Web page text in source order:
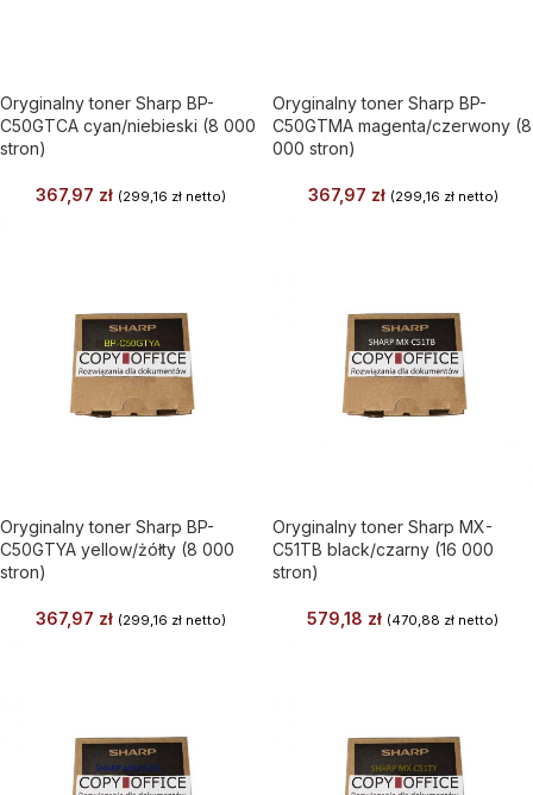
Oryginalny toner Sharp BP-
C50GTCA cyan/niebieski (8 000
stron)
367,97 zł (299,16 złnetto)
Oryginalny toner Sharp BP-
C50GTMA magenta/czerwony (8
000 stron)
367,97 zł (299,16 złnetto)
Oryginalny toner Sharp BP-
C50GTYA yellow/żółty (8 000
stron)
367,97 zł (299,16 złnetto)
Oryginalny toner Sharp MX-
C51TB black/czarny (16 000
stron)
579,18 zł (470,88 zł netto)